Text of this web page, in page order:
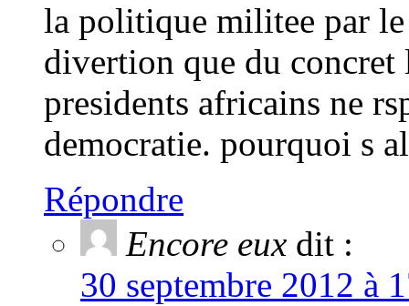
la politique militee par le
divertion que du concret
presidents africains ne
democratie. pourquoi s
Répondre
Encore eux dit :
30 septembre 2012 à